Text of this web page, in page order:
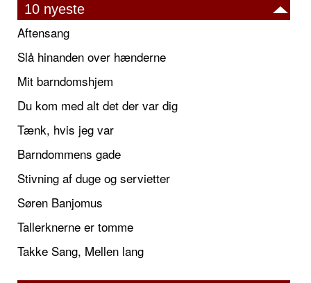
10 nyeste
Aftensang
Slå hinanden over hænderne
Mit barndomshjem
Du kom med alt det der var dig
Tænk, hvis jeg var
Barndommens gade
Stivning af duge og servietter
Søren Banjomus
Tallerknerne er tomme
Takke Sang, Mellen lang